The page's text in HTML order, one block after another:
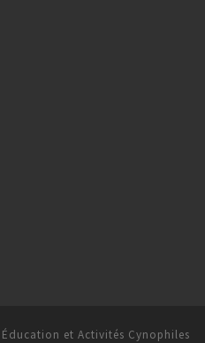
et Activités Cynophiles